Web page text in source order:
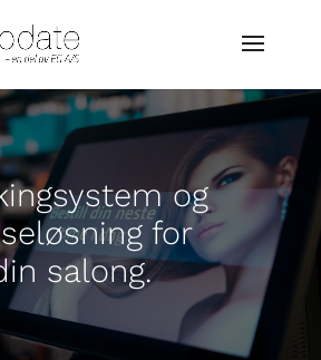
og
for
salong.